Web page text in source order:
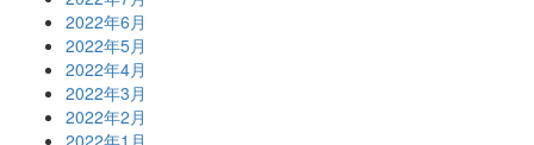
2022年6月
2022年5月
2022年4月
2022年3月
2022年2月
2022年1月